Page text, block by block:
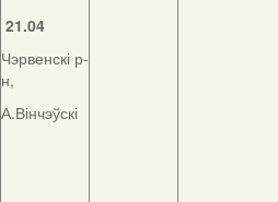
21.04
Чэрвенскі р-
н,
А.Вінчэўскі